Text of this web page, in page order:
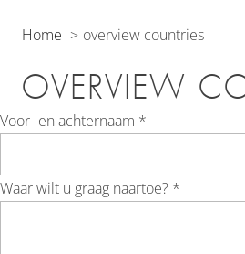
Home overview countries
OVERVIEW
Voor- en achternaam *
Waar wilt u graag naartoe? *